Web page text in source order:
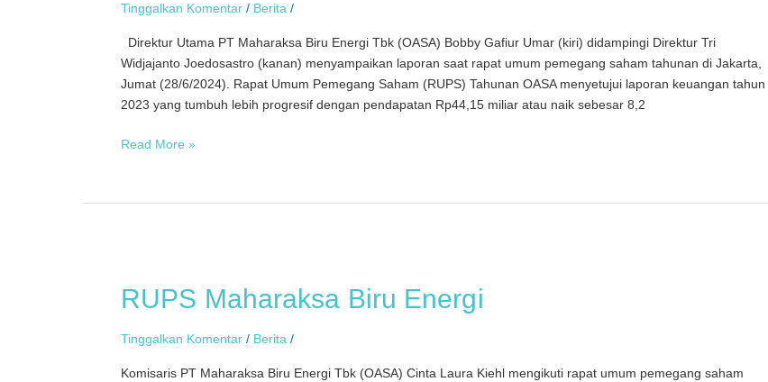
Tinggalkan Komentar / Berita /
Direktur Utama PT Maharaksa Biru Energi Tbk (OASA) Bobby Gafiur Umar (kiri) didampingi Direktur Tri
Widjajanto Joedosastro (kanan) menyampaikan laporan saat rapat umum pemegang saham tahunan di Jakarta,
Jumat (28/6/2024). Rapat Umum Pemegang Saham (RUPS) Tahunan OASA menyetujui laporan keuangan tahun
2023 yang tumbuh lebih progresif dengan pendapatan Rp44,15 miliar atau naik sebesar 8,2
Read More »
RUPS Maharaksa Biru Energi
Tinggalkan Komentar / Berita /
Komisaris PT Maharaksa Biru Energi Tbk (OASA) Cinta Laura Kiehl mengikuti rapat umum pemegang saham
Biru
Energi